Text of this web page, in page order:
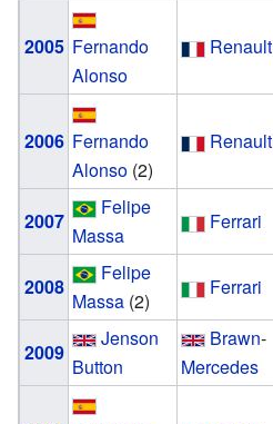
2005 Fernando
Alonso
Renault
2006 Fernando
Alonso (2)
Renault
2007
Felipe
Massa
Ferrari
2008
Felipe
Massa (2)
Ferrari
2009
Jenson
Button
Brawn-
Mercedes